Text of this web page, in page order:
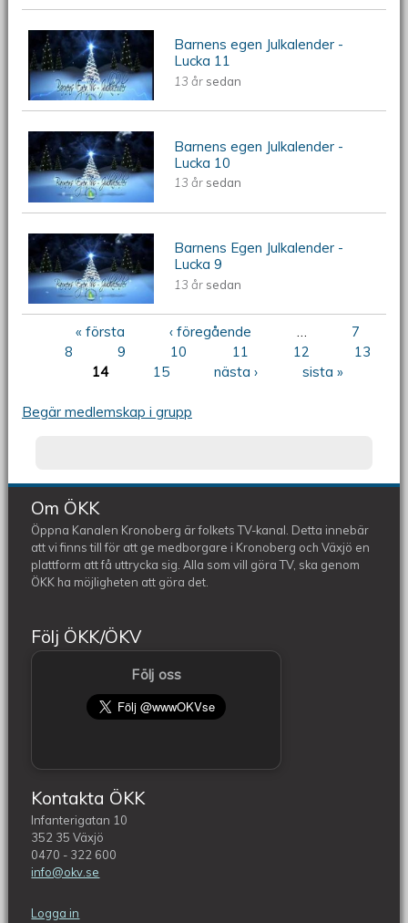
Barnens egen Julkalender - Lucka 11
Barnens egen Julkalender -
Lucka 11
13 år sedan
Barnens egen Julkalender - Lucka 10
Barnens egen Julkalender -
Lucka 10
13 år sedan
Barnens Egen Julkalender - Lucka 9
Barnens Egen Julkalender -
Lucka 9
13 år sedan
Sidor « första ‹ föregående …
7
8
9 10 11 12
13
14
15 nästa › sista »
Begär medlemskap i grupp
Om ÖKK
Öppna Kanalen Kronoberg är folkets TV-kanal. Detta innebär
att vi finns till för att ge medborgare i Kronoberg och Växjö en
plattform att få uttrycka sig. Alla som vill göra TV, ska genom
ÖKK ha möjligheten att göra det.
Följ ÖKK/ÖKV
Följ oss
Kontakta ÖKK
Infanterigatan 10
352 35 Växjö
0470 - 322 600
info@okv.se
Logga in